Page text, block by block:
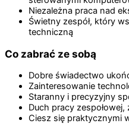
Niezależna praca nad
Świetny zespół, który
techniczną
Co zabrać ze sobą
Dobre świadectwo
Zainteresowanie
Staranny i precyzyjny
Duch pracy
Ciesz się praktycznymi